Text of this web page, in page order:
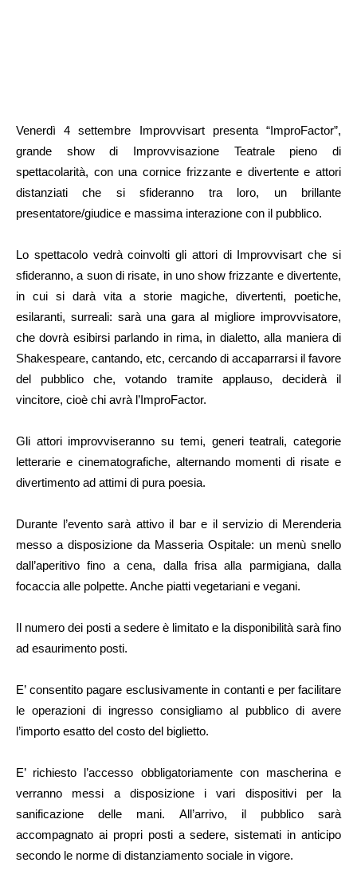
Venerdì 4 settembre Improvvisart presenta “ImproFactor”,
grande show di Improvvisazione Teatrale pieno di
spettacolarità, con una cornice frizzante e divertente e attori
distanziati che si sfideranno tra loro, un brillante
presentatore/giudice e massima interazione con il pubblico.
Lo spettacolo vedrà coinvolti gli attori di Improvvisart che si
sfideranno, a suon di risate, in uno show frizzante e divertente,
in cui si darà vita a storie magiche, divertenti, poetiche,
esilaranti, surreali: sarà una gara al migliore improvvisatore,
che dovrà esibirsi parlando in rima, in dialetto, alla maniera di
Shakespeare, cantando, etc, cercando di accaparrarsi il favore
del pubblico che, votando tramite applauso, deciderà il
vincitore, cioè chi avrà l’ImproFactor.
Gli attori improvviseranno su temi, generi teatrali, categorie
letterarie e cinematografiche, alternando momenti di risate e
divertimento ad attimi di pura poesia.
Durante l’evento sarà attivo il bar e il servizio di Merenderia
messo a disposizione da Masseria Ospitale: un menù snello
dall’aperitivo fino a cena, dalla frisa alla parmigiana, dalla
focaccia alle polpette. Anche piatti vegetariani e vegani.
Il numero dei posti a sedere è limitato e la disponibilità sarà fino
ad esaurimento posti.
E’ consentito pagare esclusivamente in contanti e per facilitare
le operazioni di ingresso consigliamo al pubblico di avere
l’importo esatto del costo del biglietto.
E’ richiesto l’accesso obbligatoriamente con mascherina e
verranno messi a disposizione i vari dispositivi per la
sanificazione delle mani. All’arrivo, il pubblico sarà
accompagnato ai propri posti a sedere, sistemati in anticipo
secondo le norme di distanziamento sociale in vigore.